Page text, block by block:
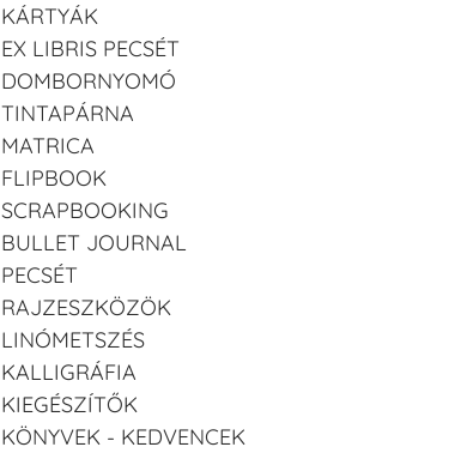
KÁRTYÁK
EX LIBRIS PECSÉT
DOMBORNYOMÓ
TINTAPÁRNA
MATRICA
FLIPBOOK
SCRAPBOOKING
BULLET JOURNAL
PECSÉT
RAJZESZKÖZÖK
LINÓMETSZÉS
KALLIGRÁFIA
KIEGÉSZÍTŐK
KÖNYVEK - KEDVENCEK